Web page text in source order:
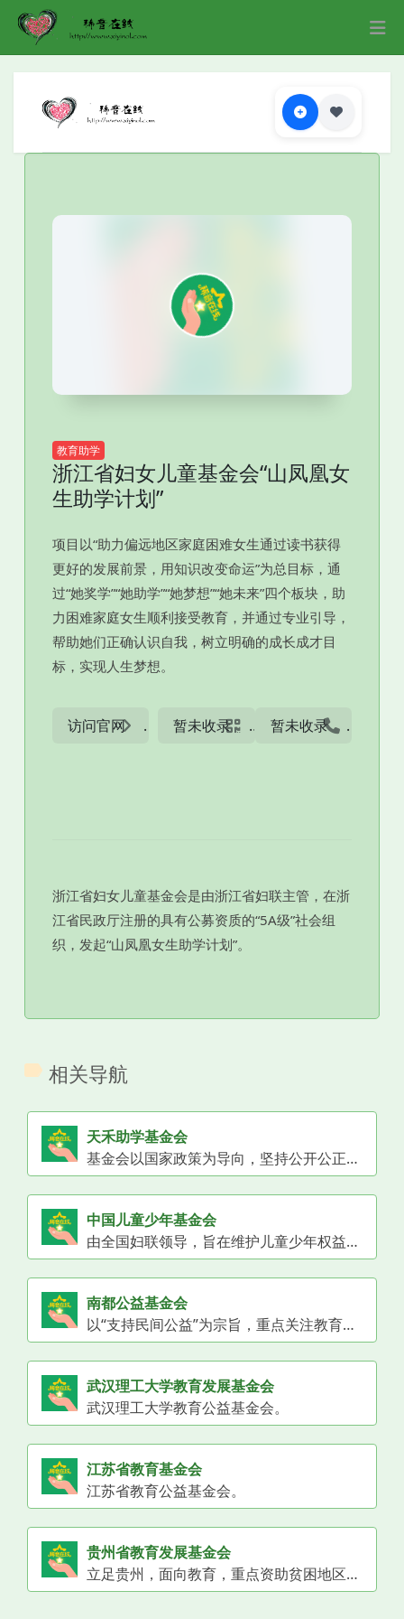
教育助学
浙江省妇女儿童基金会“山凤凰女
生助学计划”
项目以“助力偏远地区家庭困难女生通过读书获得
更好的发展前景，用知识改变命运”为总目标，通
过“她奖学”“她助学”“她梦想”“她未来”四个板块，助
力困难家庭女生顺利接受教育，并通过专业引导，
帮助她们正确认识自我，树立明确的成长成才目
标，实现人生梦想。
访问官网 暂未收录 暂未收录
浙江省妇女儿童基金会是由浙江省妇联主管，在浙
江省民政厅注册的具有公募资质的“5A级”社会组
织，发起“山凤凰女生助学计划”。
相关导航
天禾助学基金会
基金会以国家政策为导向，坚持公开公正的原则从事教育慈善公益事业，让更多的学生享受到社会的救助。平台以帮助每一个需要帮助的学生为宗旨，秉承“心系学子，善行天下”的理念，确立了“关注教育、关注特困学子”的资助方向，以助力乡村振兴发展为指导思想，以学校/老师/学生“三位一体”资助布局，推动“山区教育”快速驶入快车道。
中国儿童少年基金会
由全国妇联领导，旨在维护儿童少年权益，促进儿童少年身心健康发展，开展多种形式的公益项目支持儿童教育、成长及困境帮扶。
南都公益基金会
以“支持民间公益”为宗旨，重点关注教育、扶贫、就业等领域，通过资助和支持公益组织发展，推动社会问题解决，促进教育公平与青少年成长。
武汉理工大学教育发展基金会
武汉理工大学教育公益基金会。
江苏省教育基金会
江苏省教育公益基金会。
贵州省教育发展基金会
立足贵州，面向教育，重点资助贫困地区学校改善条件、奖励优秀师生、资助家庭经济困难学生，助力贵州教育事业发展。